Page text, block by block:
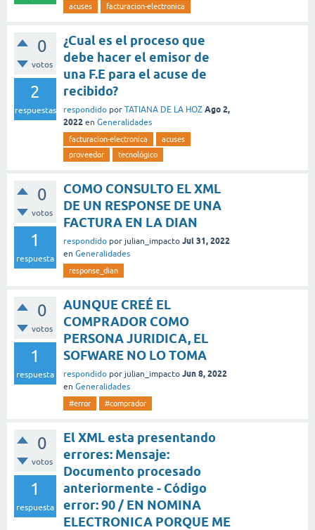
acuses facturacion-electronica
0
votos
2
respuestas
¿Cual es el proceso que
debe hacer el emisor de
una F.E para el acuse de
recibido?
respondido por TATIANA DE LA HOZ Ago 2,
2022 en Generalidades
facturacion-electronica
acuses
proveedor
tecnológico
0
votos
1
respuesta
COMO CONSULTO EL XML
DE UN RESPONSE DE UNA
FACTURA EN LA DIAN
respondido por julian_impacto Jul 31, 2022
en Generalidades
response_dian
0
votos
1
respuesta
AUNQUE CREÉ EL
COMPRADOR COMO
PERSONA JURIDICA, EL
SOFWARE NO LO TOMA
respondido por julian_impacto Jun 8, 2022
en Generalidades
#error #comprador
0
votos
1
respuesta
El XML esta presentando
errores: Mensaje:
Documento procesado
anteriormente - Código
error: 90 / EN NOMINA
ELECTRONICA PORQUE ME